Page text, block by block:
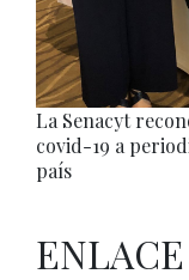
La Senacyt
covid-19 a
país